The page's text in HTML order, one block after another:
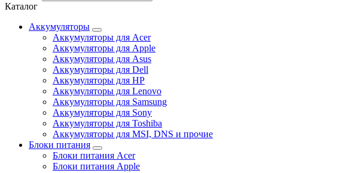
Каталог
Аккумуляторы
Аккумуляторы для Acer
Аккумуляторы для Apple
Аккумуляторы для Asus
Аккумуляторы для Dell
Аккумуляторы для HP
Аккумуляторы для Lenovo
Аккумуляторы для Samsung
Аккумуляторы для Sony
Аккумуляторы для Toshiba
Аккумуляторы для MSI, DNS и прочие
Блоки питания
Блоки питания Acer
Блоки питания Apple